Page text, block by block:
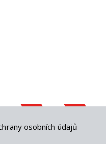
osobních údajů